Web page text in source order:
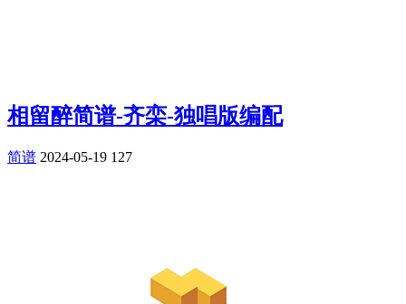
相留醉简谱-齐栾-独唱版编配
简谱 2024-05-19 127